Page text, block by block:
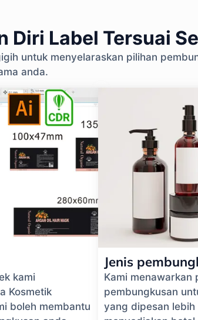
Diri Label Tersuai
untuk menyelaraskan pilihan
anda.
kami
Kosmetik
boleh membantu
Jenis
Kami menawarkan
pembungkusan
yang dipesan lebih